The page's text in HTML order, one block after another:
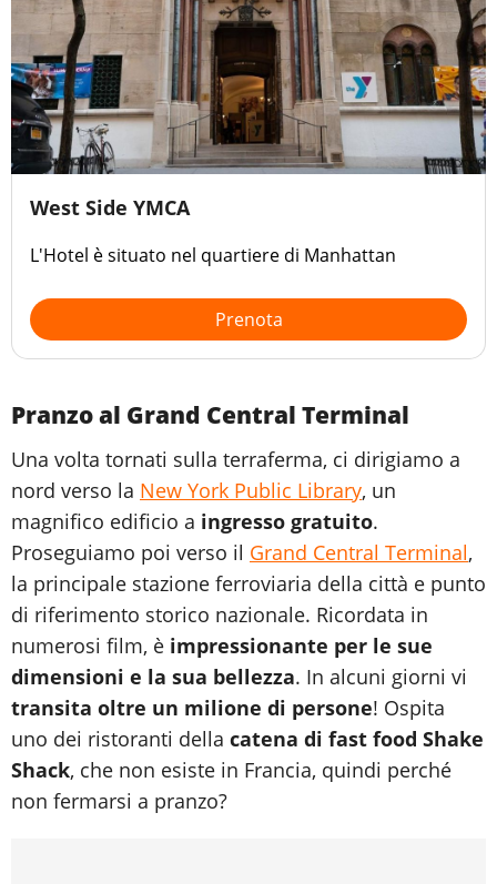
West Side YMCA
L'Hotel è situato nel quartiere di Manhattan
Prenota
Pranzo al Grand Central Terminal
Una volta tornati sulla terraferma, ci dirigiamo a
nord verso la New York Public Library, un
magnifico edificio a ingresso gratuito.
Proseguiamo poi verso il Grand Central Terminal,
la principale stazione ferroviaria della città e punto
di riferimento storico nazionale. Ricordata in
numerosi film, è impressionante per le sue
dimensioni e la sua bellezza. In alcuni giorni vi
transita oltre un milione di persone! Ospita
uno dei ristoranti della catena di fast food Shake
Shack, che non esiste in Francia, quindi perché
non fermarsi a pranzo?